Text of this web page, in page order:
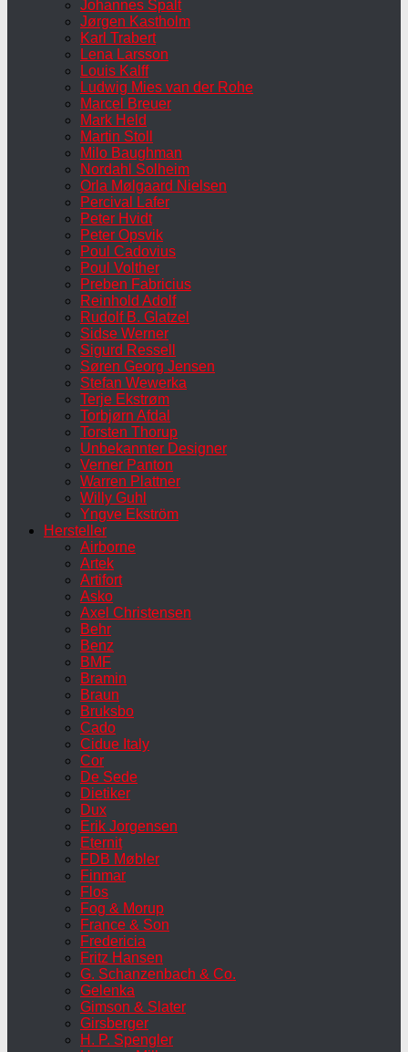
Johannes Spalt
Jørgen Kastholm
Karl Trabert
Lena Larsson
Louis Kalff
Ludwig Mies van der Rohe
Marcel Breuer
Mark Held
Martin Stoll
Milo Baughman
Nordahl Solheim
Orla Mølgaard Nielsen
Percival Lafer
Peter Hvidt
Peter Opsvik
Poul Cadovius
Poul Volther
Preben Fabricius
Reinhold Adolf
Rudolf B. Glatzel
Sidse Werner
Sigurd Ressell
Søren Georg Jensen
Stefan Wewerka
Terje Ekstrøm
Torbjørn Afdal
Torsten Thorup
Unbekannter Designer
Verner Panton
Warren Plattner
Willy Guhl
Yngve Ekström
Hersteller
Airborne
Artek
Artifort
Asko
Axel Christensen
Behr
Benz
BMF
Bramin
Braun
Bruksbo
Cado
Cidue Italy
Cor
De Sede
Dietiker
Dux
Erik Jorgensen
Eternit
FDB Møbler
Finmar
Flos
Fog & Morup
France & Son
Fredericia
Fritz Hansen
G. Schanzenbach & Co.
Gelenka
Gimson & Slater
Girsberger
H. P. Spengler